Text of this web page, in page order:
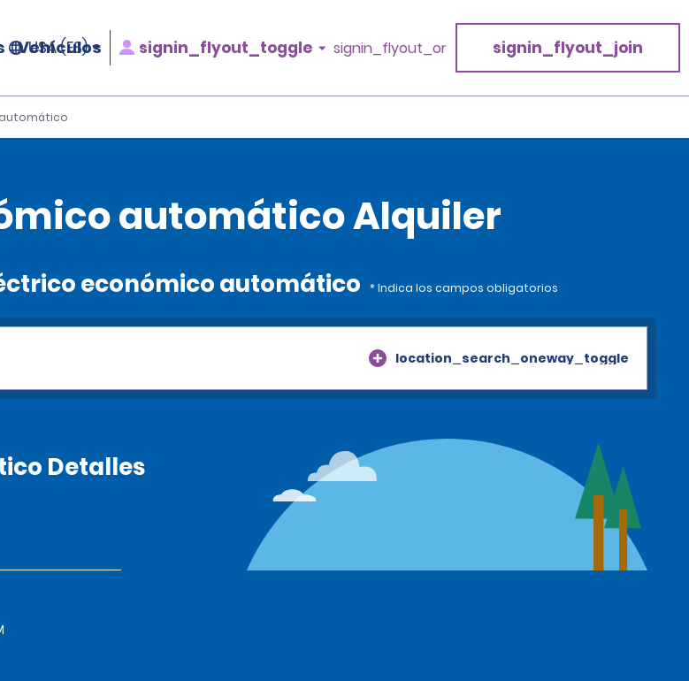
Vehículos
USA (ES) signin_flyout_toggle signin_flyout_or signin_flyout_join
automático Alquiler
económico automático * Indica los campos obligatorios
location_search_oneway_toggle
Detalles